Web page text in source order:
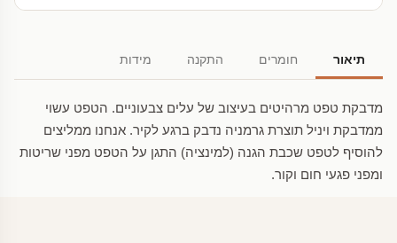
תיאור חומרים התקנה מידות
מדבקת טפט מרהיטים בעיצוב של עלים צבעוניים. הטפט עשוי
ממדבקת ויניל תוצרת גרמניה נדבק ברגע לקיר. אנחנו ממליצים
להוסיף לטפט שכבת הגנה (למינציה) התגן על הטפט מפני שריטות
ומפני פגעי חום וקור.